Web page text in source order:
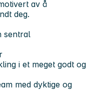
av å
deg.
sentral
i et meget godt og
med dyktige og